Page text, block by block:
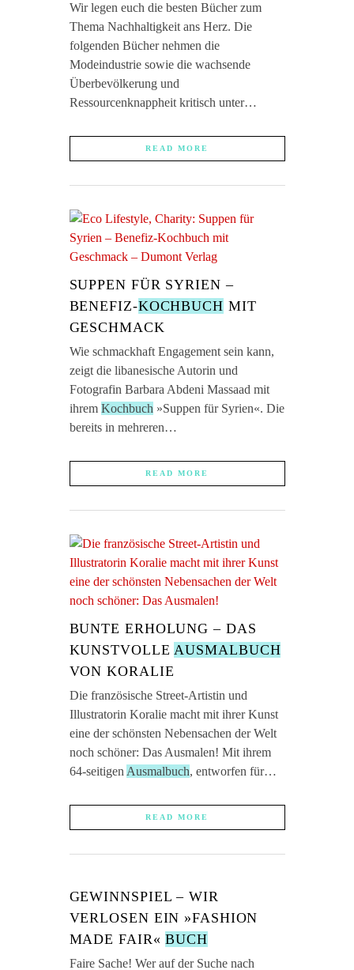
Wir legen euch die besten Bücher zum
Thema Nachhaltigkeit ans Herz. Die
folgenden Bücher nehmen die
Modeindustrie sowie die wachsende
Überbevölkerung und
Ressourcenknappheit kritisch unter…
READ MORE
SUPPEN FÜR SYRIEN –
BENEFIZ-KOCHBUCH MIT
GESCHMACK
Wie schmackhaft Engagement sein kann,
zeigt die libanesische Autorin und
Fotografin Barbara Abdeni Massaad mit
ihrem Kochbuch »Suppen für Syrien«. Die
bereits in mehreren…
READ MORE
BUNTE ERHOLUNG – DAS
KUNSTVOLLEAUSMALBUCH
VON KORALIE
Die französische Street-Artistin und
Illustratorin Koralie macht mit ihrer Kunst
eine der schönsten Nebensachen der Welt
noch schöner: Das Ausmalen! Mit ihrem
64-seitigen Ausmalbuch, entworfen für…
READ MORE
GEWINNSPIEL – WIR
VERLOSEN EIN »FASHION
MADE FAIR«BUCH
Faire Sache! Wer auf der Suche nach